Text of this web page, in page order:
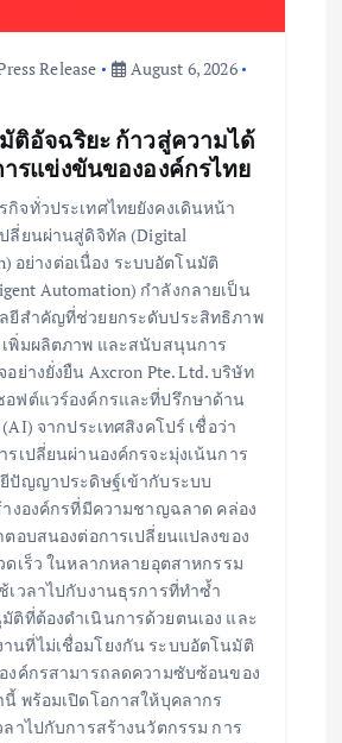
Release
August 6, 2026
ติอัจฉริยะ ก้าวสู่ความได้
ารแข่งขันขององค์กรไทย
จทั่วประเทศไทยยังคงเดินหน้า
ลี่ยนผ่านสู่ดิจิทัล (Digital
อย่างต่อเนื่อง ระบบอัตโนมัติ
Automation) กำลังกลายเป็น
ยีสำคัญที่ช่วยยกระดับประสิทธิภาพ
เพิ่มผลิตภาพ และสนับสนุนการ
ย่างยั่งยืน Axcron Pte. Ltd. บริษัท
ฟต์แวร์องค์กรและที่ปรึกษาด้าน
จากประเทศสิงคโปร์ เชื่อว่า
รเปลี่ยนผ่านองค์กรจะมุ่งเน้นการ
ปัญญาประดิษฐ์เข้ากับระบบ
างองค์กรที่มีความชาญฉลาด คล่อง
อบสนองต่อการเปลี่ยนแปลงของ
ดเร็ว ในหลากหลายอุตสาหกรรม
เวลาไปกับงานธุรการที่ทำซ้ำ
ติที่ต้องดำเนินการด้วยตนเอง และ
นที่ไม่เชื่อมโยงกัน ระบบอัตโนมัติ
งค์กรสามารถลดความซับซ้อนของ
นี้ พร้อมเปิดโอกาสให้บุคลากร
ลาไปกับการสร้างนวัตกรรม การ